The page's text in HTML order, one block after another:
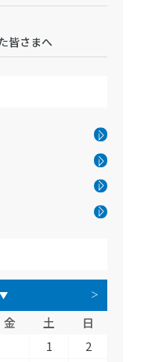
皆さまへ
金 土
日
1
2